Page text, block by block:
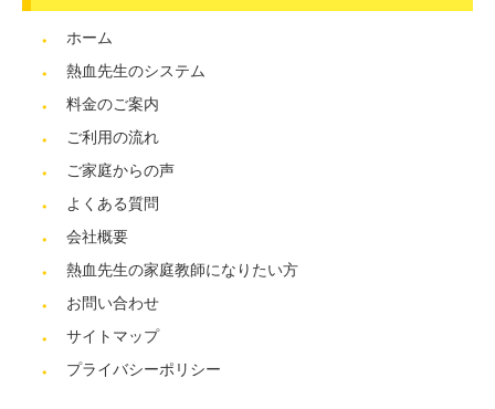
ホーム
熱血先生のシステム
料金のご案内
ご利用の流れ
ご家庭からの声
よくある質問
会社概要
熱血先生の家庭教師になりたい方
お問い合わせ
サイトマップ
プライバシーポリシー